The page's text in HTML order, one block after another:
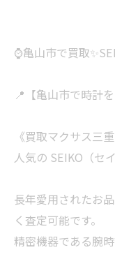
⌚亀山市で買取
📍【亀山市で時計
《買取マクサス三
人気の SEIKO（セ
長年愛用されたお
く査定可能です。
精密機器である腕